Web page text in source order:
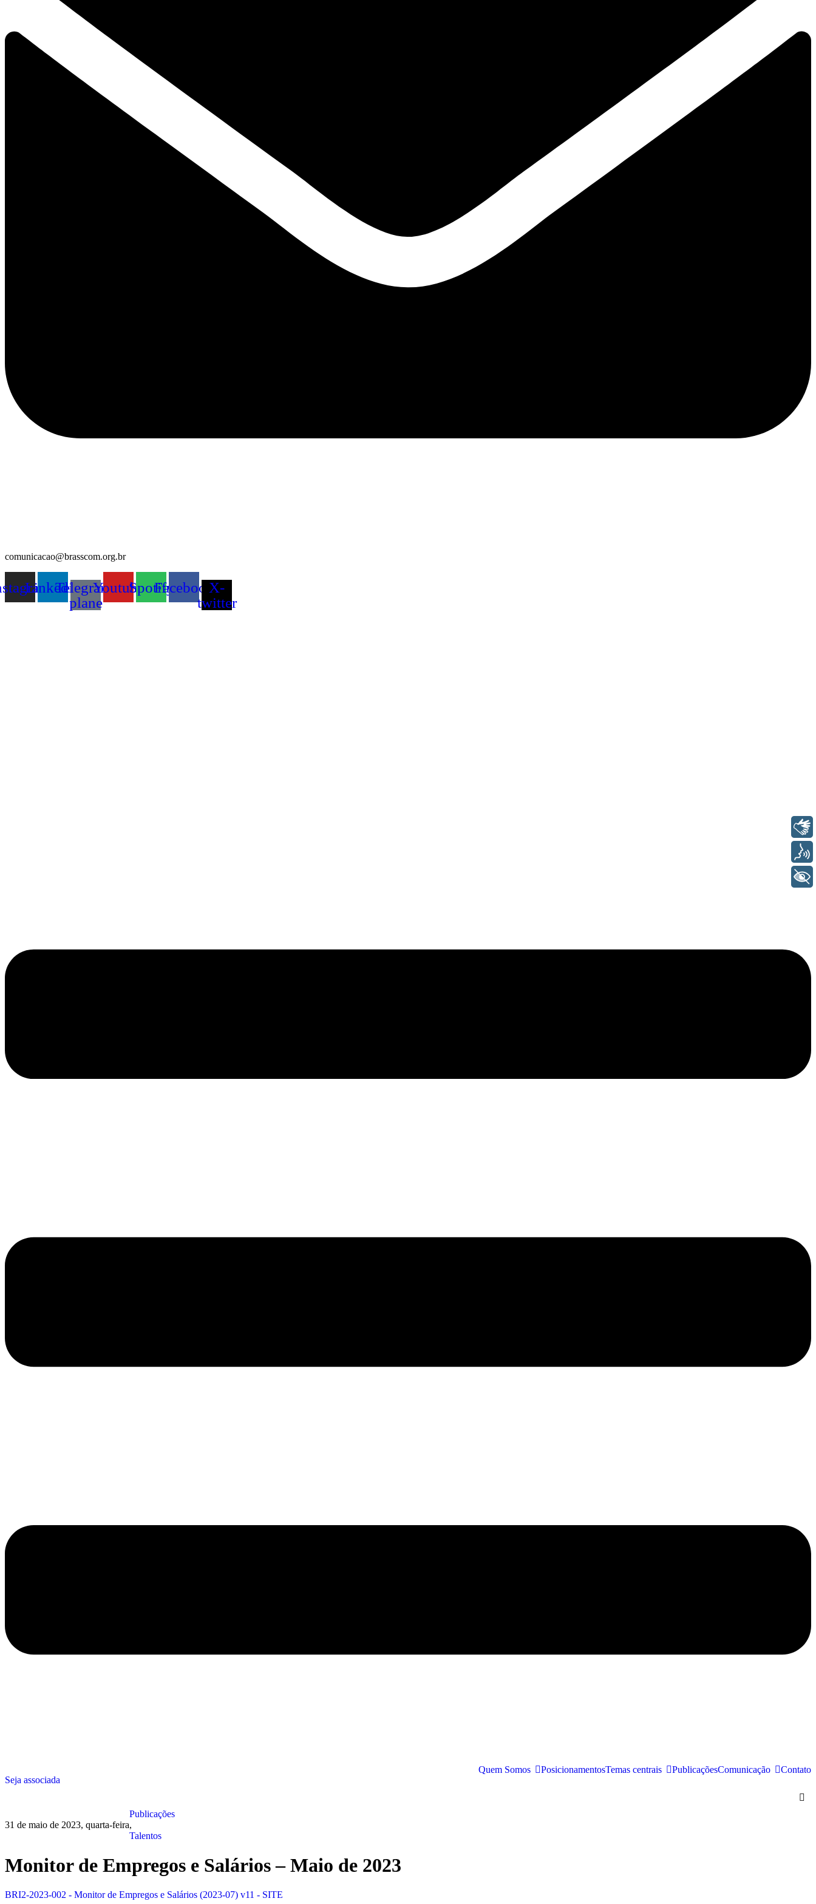
comunicacao@brasscom.org.br
LinkedinTelegram-
plane
YoutubeSpotifyFacebookX-
twitter
Quem Somos PosicionamentosTemas centrais PublicaçõesComunicação
Contato
Seja associada
31 de maio de 2023, quarta-feira
Publicações
,
Talentos
Monitor de Empregos e Salários – Maio de 2023
BRI2-2023-002 - Monitor de Empregos e Salários (2023-07) v11 - SITE